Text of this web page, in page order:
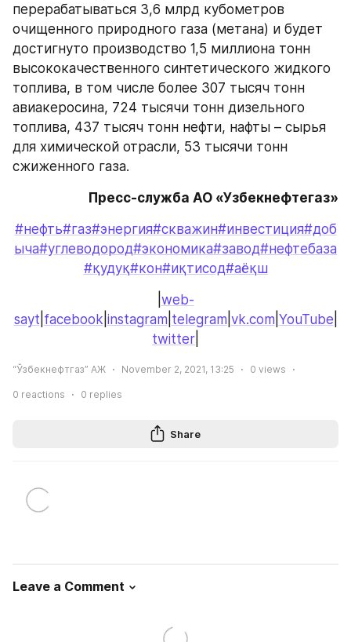
перерабатываться 3,6 млрд кубометров
очищенного природного газа (метана) и будет
достигнуто производство 1,5 миллиона тонн
высококачественного синтетического жидкого
топлива, в том числе более 307 тысяч тонн
авиакеросина, 724 тысячи тонн дизельного
топлива, 437 тысяч тонн нефти, нафты – сырья
для химической отрасли, 53 тысячи тонн
сжиженного газа.
Пресс-служба АО «Узбекнефтегаз»
#нефть#газ#энергия#скважин#инвестиция#доб
ыча#углеводород#экономика#завод#нефтебаза
#қудуқ#кон#иқтисод#аёқш
web-
sayt facebook instagram telegram vk.com YouTube
twitter
“Ўзбекнефтгаз” АЖ November 2, 2021, 13:25 0 views
0 reactions 0 replies
Share
Leave a Comment